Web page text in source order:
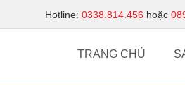
Hotline: 0338.814.456 hoặc
TRANG CHỦ